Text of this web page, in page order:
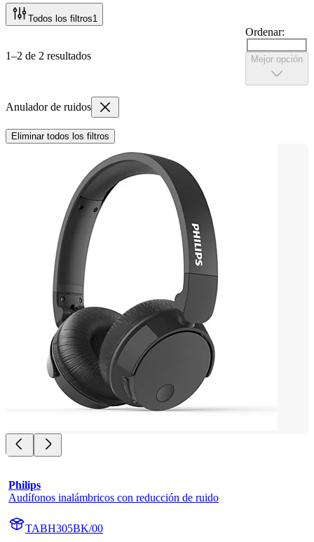
Todos los filtros1
1–2 de 2 resultados
Ordenar:
Mejor opción
Anulador de ruidos
Eliminar todos los filtros
Philips
Audífonos inalámbricos con reducción de ruido
TABH305BK/00